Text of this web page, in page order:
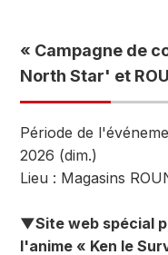
« Campagne de
North Star' et
Période de
2026 (dim.)
Lieu : Magasins
▼Site web spécial
l'anime « Ken le